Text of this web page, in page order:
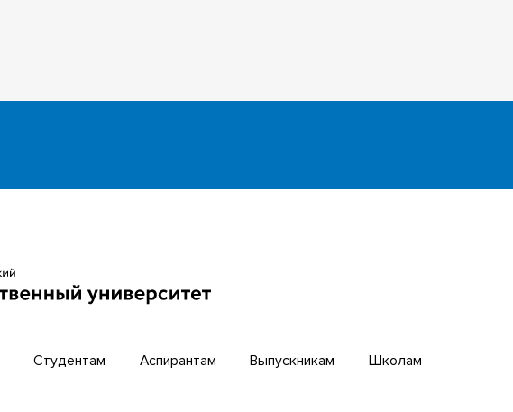
Бизнес-инкубатор
Парк социогуманитарных
технологий ТГУ
Английский для всех
Студентам Аспирантам Выпускникам Школам